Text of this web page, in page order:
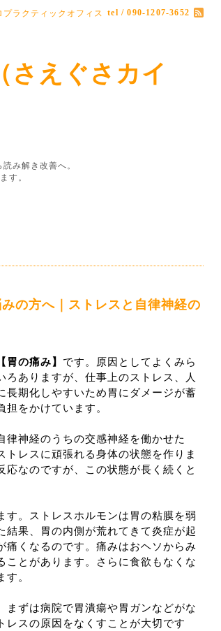
プラクティックオフィス tel / 090-1207-3652
さえぐさカイ
み解き改善へ。
す。
の方へ｜ストレスと自律神経の
【胃の痛み】 です。原因としてよくみら
ありますが、仕事上のストレス、人
長期化しやすいため胃にダメージが蓄
をかけています。
律神経のうちの交感神経を働かせた
トレスに頑張れる身体の状態を作りま
なのですが、この状態が長く続くと
。ストレスホルモンは胃の粘膜を弱
結果、胃の内側が荒れてきて炎症が起
痛くなるのです。痛みはおヘソからみ
ことがあります。さらに食欲もなくな
。
まずは病院で胃潰瘍や胃ガンなどがな
レスの原因をなくすことが大切です